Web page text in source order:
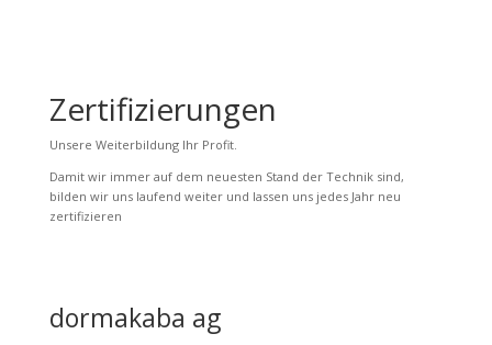
Zertifizierungen
Unsere Weiterbildung Ihr Profit.
Damit wir immer auf dem neuesten Stand der Technik sind,
bilden wir uns laufend weiter und lassen uns jedes Jahr neu
zertifizieren
dormakaba ag